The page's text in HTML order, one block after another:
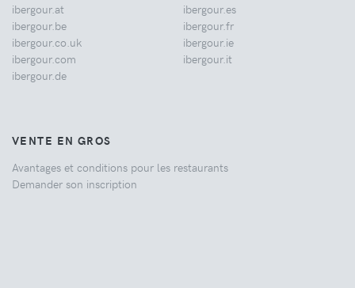
ibergour.at
ibergour.be
ibergour.co.uk
ibergour.com
ibergour.de
ibergour.es
ibergour.fr
ibergour.ie
ibergour.it
VENTE EN GROS
Avantages et conditions pour les restaurants
Demander son inscription